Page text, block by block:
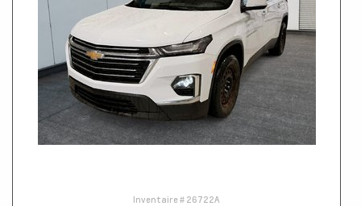
Inventaire # 26722A